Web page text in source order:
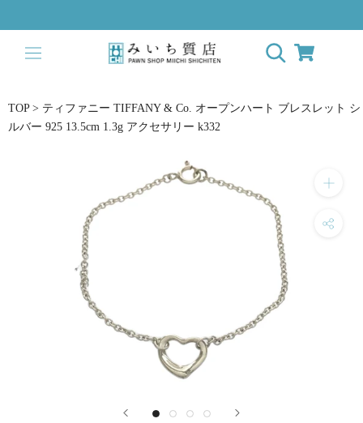
キ
て
TOP > ティファニー TIFFANY & Co. オープンハート ブレスレット シ
ルバー 925 13.5cm 1.3g アクセサリー k332